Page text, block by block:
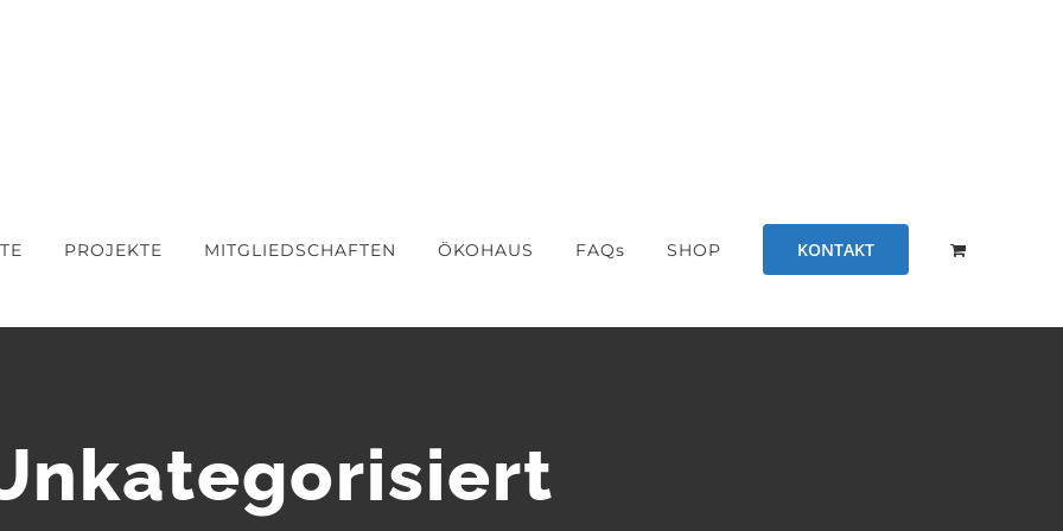
PROJEKTE MITGLIEDSCHAFTEN ÖKOHAUS FAQs SHOP KONTAKT